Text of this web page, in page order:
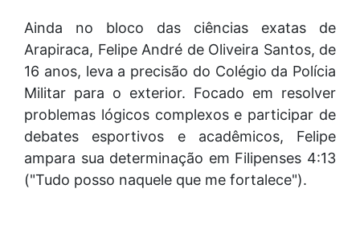
Ainda no bloco das ciências exatas de
Arapiraca, Felipe André de Oliveira Santos, de
16 anos, leva a precisão do Colégio da Polícia
Militar para o exterior. Focado em resolver
problemas lógicos complexos e participar de
debates esportivos e acadêmicos, Felipe
ampara sua determinação em Filipenses 4:13
("Tudo posso naquele que me fortalece").